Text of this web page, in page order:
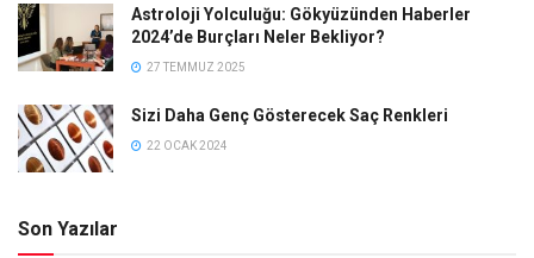
Astroloji Yolculuğu: Gökyüzünden Haberler
2024’de Burçları Neler Bekliyor?
27 TEMMUZ 2025
Sizi Daha Genç Gösterecek Saç Renkleri
22 OCAK 2024
Son Yazılar